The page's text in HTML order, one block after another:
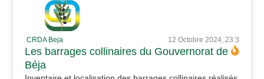
CRDA Beja 12 Octobre 2024, 23:3
Les barrages collinaires du Gouvernorat de
Béja